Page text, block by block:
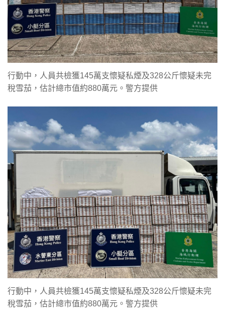
行動中，人員共檢獲145萬支懷疑私煙及328公斤懷疑未完
稅雪茄，估計總市值約880萬元。警方提供
行動中，人員共檢獲145萬支懷疑私煙及328公斤懷疑未完
稅雪茄，估計總市值約880萬元。警方提供